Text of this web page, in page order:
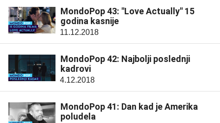
MondoPop 43: "Love Actually" 15
godina kasnije
11.12.2018
MondoPop 42: Najbolji poslednji
kadrovi
4.12.2018
MondoPop 41: Dan kad je Amerika
poludela